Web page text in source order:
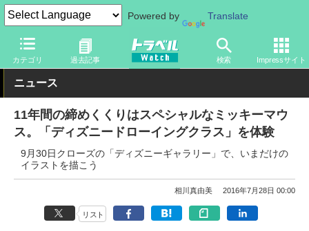
Powered by Translate
カテゴリ 過去記事 検索 Impressサイト
トラベル Watch 旅の情報 観光地 ディズニーリゾート
ニュース
11年間の締めくくりはスペシャルなミッキーマウ
ス。「ディズニードローイングクラス」を体験
9月30日クローズの「ディズニーギャラリー」で、いまだけの
イラストを描こう
相川真由美 2016年7月28日 00:00
リスト